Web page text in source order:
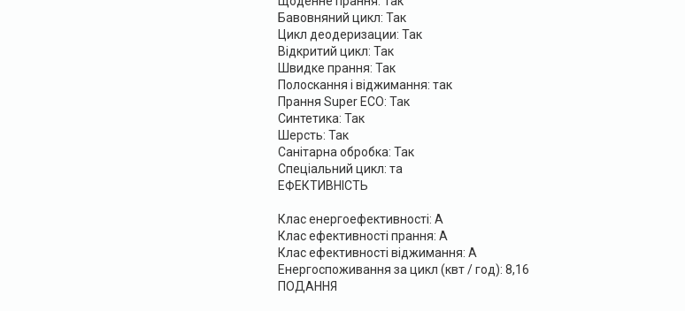
Бавовняний цикл: Так
Цикл деодеризации: Так
Відкритий цикл: Так
Швидке прання: Так
Полоскання і віджимання: так
Прання Super ECO: Так
Синтетика: Так
Шерсть: Так
Санітарна обробка: Так
Спеціальний цикл: та
ЕФЕКТИВНІСТЬ
Клас енергоефективності: A
Клас ефективності прання: A
Клас ефективності віджимання: A
Енергоспоживання за цикл (квт / год): 8,16
ПОДАННЯ